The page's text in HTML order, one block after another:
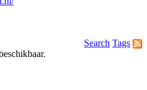
Search Tags